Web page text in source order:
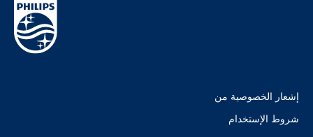
إشعار الخصوصية من
شروط الإستخدام